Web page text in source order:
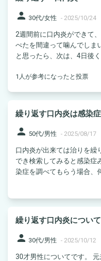
person 30代/女性 - 2025/10/24
2週間前に口内炎ができて
ぺたを間違って噛んでしま
と思ったら、次は、4日後く
1人が参考になったと投票
繰り返す口内炎は感染
person 50代/男性 - 2025/08/17
口内炎が出来ては治りを繰
でき検索してみると感染症
染症を調べてもらう場合、
繰り返す口内炎について
person 30代/男性 - 2025/10/12
30才男性についてです。